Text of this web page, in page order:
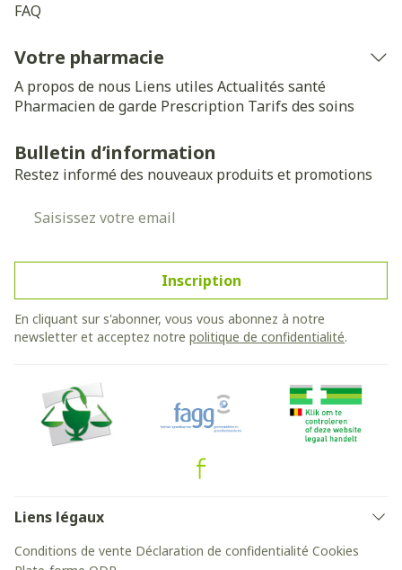
FAQ
Votre pharmacie
A propos de nous Liens utiles Actualités santé
Pharmacien de garde Prescription Tarifs des soins
Bulletin d’information
Restez informé des nouveaux produits et promotions
Inscription
En cliquant sur s'abonner, vous vous abonnez à notre
newsletter et acceptez notre politique de confidentialité.
Liens légaux
Conditions de vente Déclaration de confidentialité Cookies